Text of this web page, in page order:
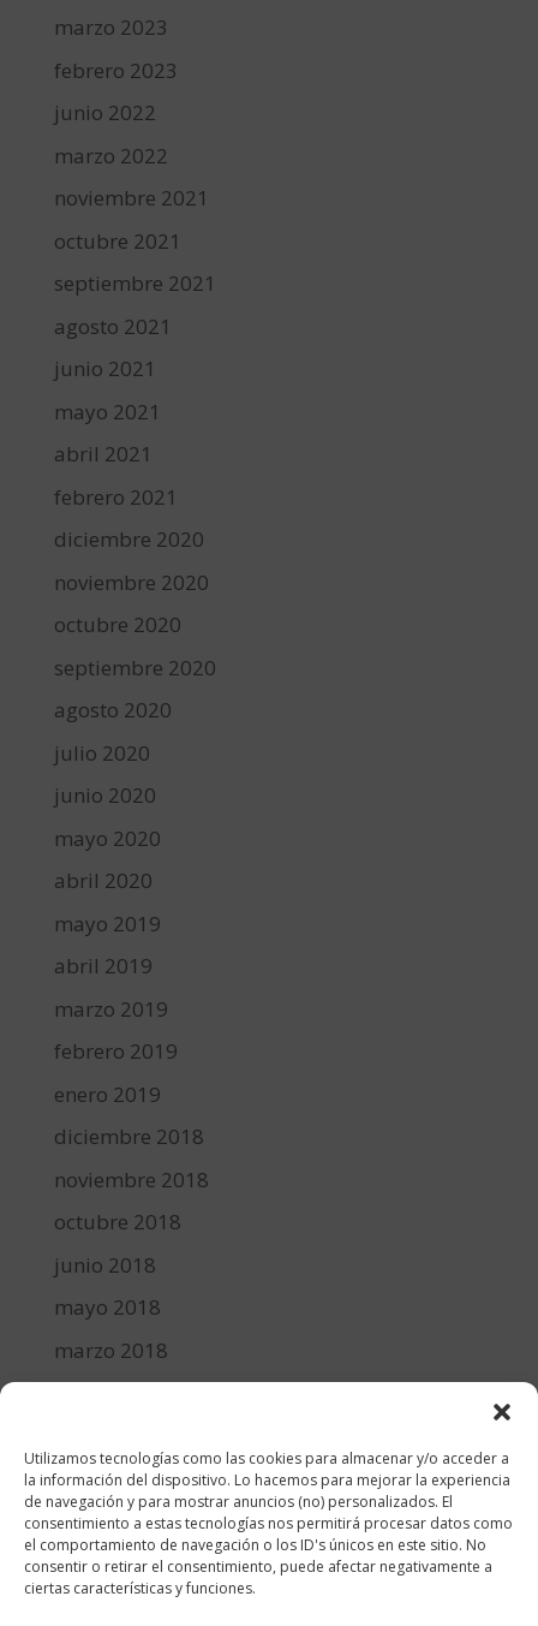
Utilizamos tecnologías como las cookies para almacenar y/o acceder a
la información del dispositivo. Lo hacemos para mejorar la experiencia
de navegación y para mostrar anuncios (no) personalizados. El
consentimiento a estas tecnologías nos permitirá procesar datos como
el comportamiento de navegación o los ID's únicos en este sitio. No
consentir o retirar el consentimiento, puede afectar negativamente a
ciertas características y funciones.
marzo 2023
febrero 2023
junio 2022
marzo 2022
noviembre 2021
octubre 2021
septiembre 2021
agosto 2021
junio 2021
mayo 2021
abril 2021
febrero 2021
diciembre 2020
noviembre 2020
octubre 2020
septiembre 2020
agosto 2020
julio 2020
junio 2020
mayo 2020
abril 2020
mayo 2019
abril 2019
marzo 2019
febrero 2019
enero 2019
diciembre 2018
noviembre 2018
octubre 2018
junio 2018
mayo 2018
marzo 2018
diciembre 2017
Categorías
cocina y recetas